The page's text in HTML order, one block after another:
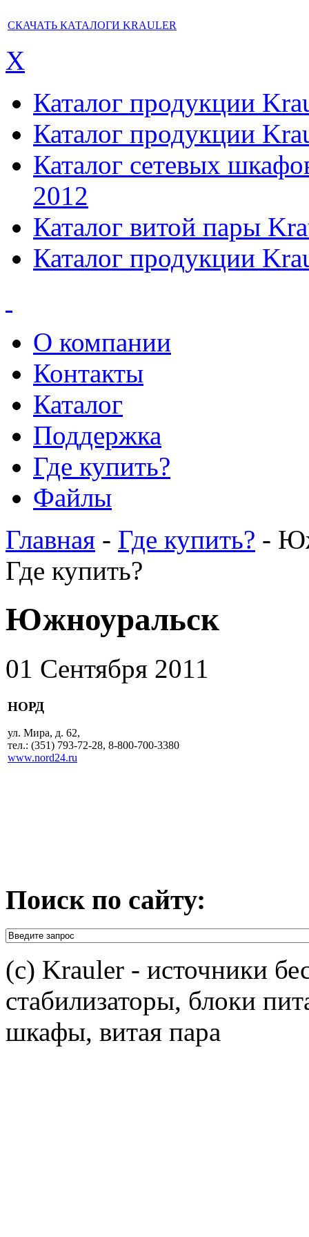
СКАЧАТЬ КАТАЛОГИ KRAULER
X
Каталог продукции
Каталог продукции
Каталог сетевых
2012
Каталог витой пары
Каталог продукции
О компании
Контакты
Каталог
Поддержка
Где купить?
Файлы
Главная - Где купить? -
Где купить?
Южноуральск
01 Сентября 2011
НОРД
ул. Мира, д. 62,
тел.: (351) 793-72-28, 8-800-700-3380
www.nord24.ru
Поиск по сайту:
(c) Krauler - источники
стабилизаторы, блоки
шкафы, витая пара